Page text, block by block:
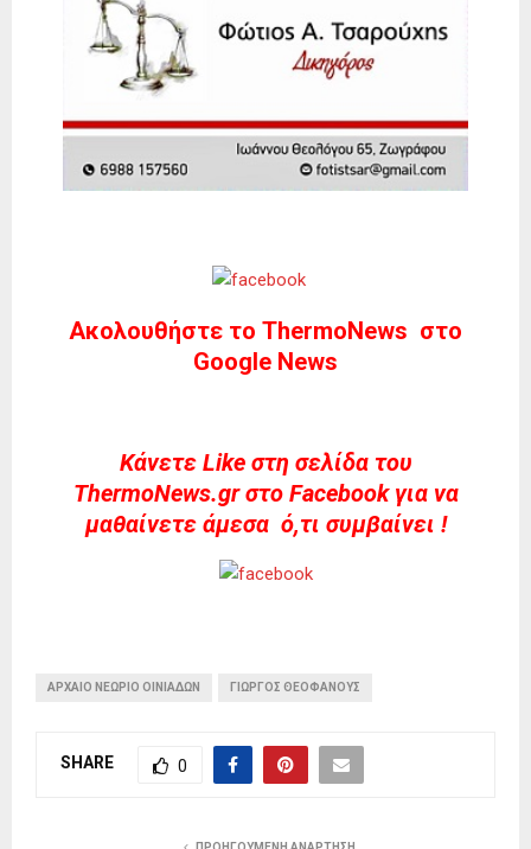
Ακολουθήστε το ThermoNews στο
Google News
Kάνετε Like στη σελίδα του
ThermoNews.gr στο Facebook για να
μαθαίνετε άμεσα ό,τι συμβαίνει !
ΑΡΧΑΊΟ ΝΕΏΡΙΟ ΟΙΝΙΑΔΏΝ ΓΙΏΡΓΟΣ ΘΕΟΦΆΝΟΥΣ
SHARE 0